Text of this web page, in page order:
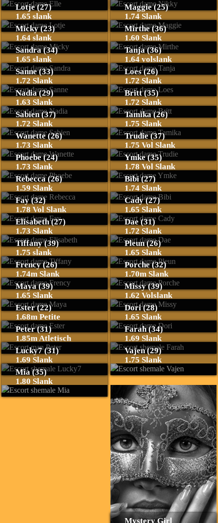
Lotje (27)
1.65 slank
Maggie (25)
1.74 Slank
Micky (23)
1.64 slank
Mirthe (36)
1.60 Slank
Sandra (34)
1.65 slank
Tanja (36)
1.64 volslank
Sanne (33)
1.72 Slank
Loes (26)
1.72 Slank
Nadia (29)
1.63 Slank
Britt (35)
1.72 Slank
Sabien (37)
1.72 Slank
Tamika (26)
1.75 Slank
Wanette (26)
1.73 Slank
Trudie (37)
1.75 Vol Slank
Phoebe (24)
1.73 Slank
Ymke (35)
1.78 Vol Slank
Rebecca (26)
1.59 Slank
Bibi (27)
1.74 Slank
Fay (32)
1.78 Vol Slank
Cady (27)
1.65 Slank
Elisabeth (27)
1.73 Slank
Dae (31)
1.72 Slank
Tiffany (39)
1.75 slank
Pleun (26)
1.65 Slank
Frency (26)
1.74m Slank
Porche (32)
1.70m Slank
Maya (39)
1.65 Slank
Missy (39)
1.62 Volslank
Ester (22)
1.68m Petite
Dori (28)
1.65 Slank
Peter (31)
1.85m Atletisch
Farah (34)
1.69 Slank
Lucky7 (31)
1.69 Slank
Vajen (29)
1.75 Slank
Mia (35)
1.80 Slank
Mystery Girl